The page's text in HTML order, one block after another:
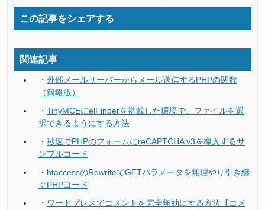
この記事をシェアする
関連記事
・ 外部メールサーバーからメール送信するPHPの関数
（簡略版）
・ TinyMCEにelFinderを搭載した環境で、ファイルを選
択できるようにする方法
・ 秒速でPHPのフォームにreCAPTCHA v3を導入するサ
ンプルコード
・ htaccessのRewriteでGETパラメータを無理やり引き継
ぐPHPコード
・ ワードプレスでコメントを完全無効にする方法【コメ